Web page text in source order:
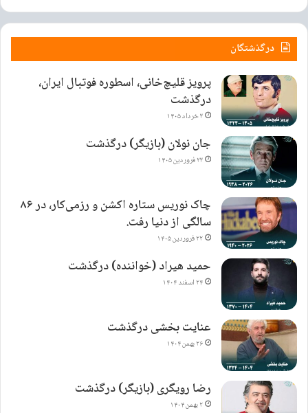
درگذشتگان
پرویز قلیچ‌خانی، اسطوره فوتبال ایران،
درگذشت
۳ خرداد ۱۴۰۵
جان نولان (بازیگر) درگذشت
۲۳ فروردین ۱۴۰۵
چاک نوریس ستاره اکشن و رزمی‌کار، در ۸۶
سالگی از دنیا رفت.
۲۲ فروردین ۱۴۰۵
حمید هیراد (خواننده) درگذشت
۲۴ اسفند ۱۴۰۴
عنایت بخشی درگذشت
۲۶ بهمن ۱۴۰۴
رضا رویگری (بازیگر) درگذشت
۲ بهمن ۱۴۰۴